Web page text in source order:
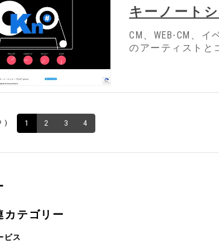
キーノート
CM、WEB-CM、
のアーティストと
) 1 2 3 4
カテゴリー
ビス